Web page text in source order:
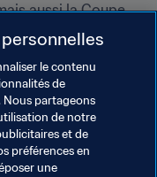
aussi la Coupe
3-0 sur
à la Coupe
et pourraient se
sacre dans les
résultat qui
de champion du
le contenu
de
Nous partageons
de notre
et de
préférences en
une